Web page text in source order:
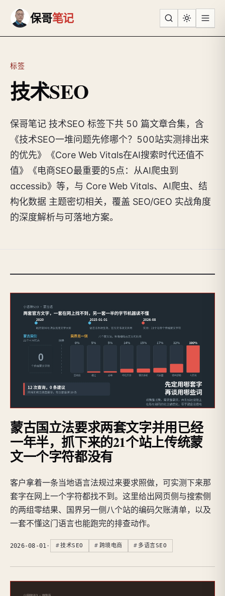
保哥笔记
标签
技术SEO
保哥笔记 技术SEO 标签下共 50 篇文章合集，含
《技术SEO一堆问题先修哪个？500站实测排出来
的优先》《Core Web Vitals在AI搜索时代还值不
值》《电商SEO最重要的5点：从AI爬虫到
accessib》等，与 Core Web Vitals、AI爬虫、结
构化数据 主题密切相关，覆盖 SEO/GEO 实战角度
的深度解析与可落地方案。
蒙古国立法要求两套文字并用已经
一年半，抓下来的21个站上传统蒙
文一个字符都没有
客户拿着一条当地语言法规过来要求照做，可实测下来那
套字在网上一个字符都找不到。这里给出网页侧与搜索侧
的两组零结果、国界另一侧八个站的编码欠账清单，以及
一套不懂这门语言也能跑完的排查动作。
2026-08-01 · 技术SEO 跨境电商 多语言SEO